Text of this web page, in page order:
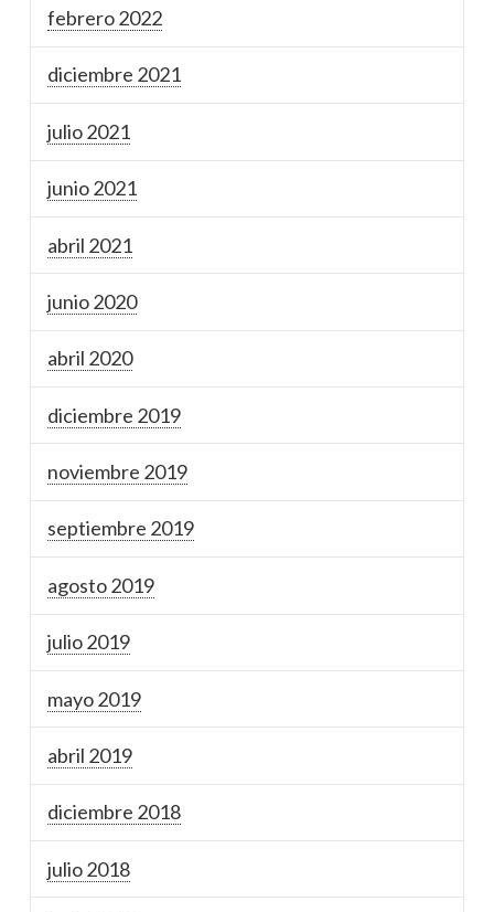
febrero 2022
diciembre 2021
julio 2021
junio 2021
abril 2021
junio 2020
abril 2020
diciembre 2019
noviembre 2019
septiembre 2019
agosto 2019
julio 2019
mayo 2019
abril 2019
diciembre 2018
julio 2018